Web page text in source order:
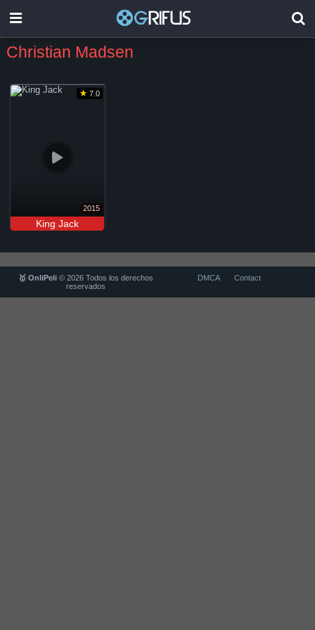
Christian Madsen
7.0
King Jack
2015
🥇 OnliPeli © 2026 Todos los derechos
reservados
DMCA Contact